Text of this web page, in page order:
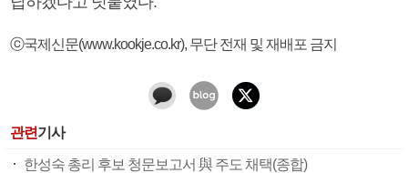
ⓒ국제신문(www.kookje.co.kr), 무단 전재 및 재배포 금지
관련기사
한성숙 총리 후보 청문보고서 與 주도 채택(종합)